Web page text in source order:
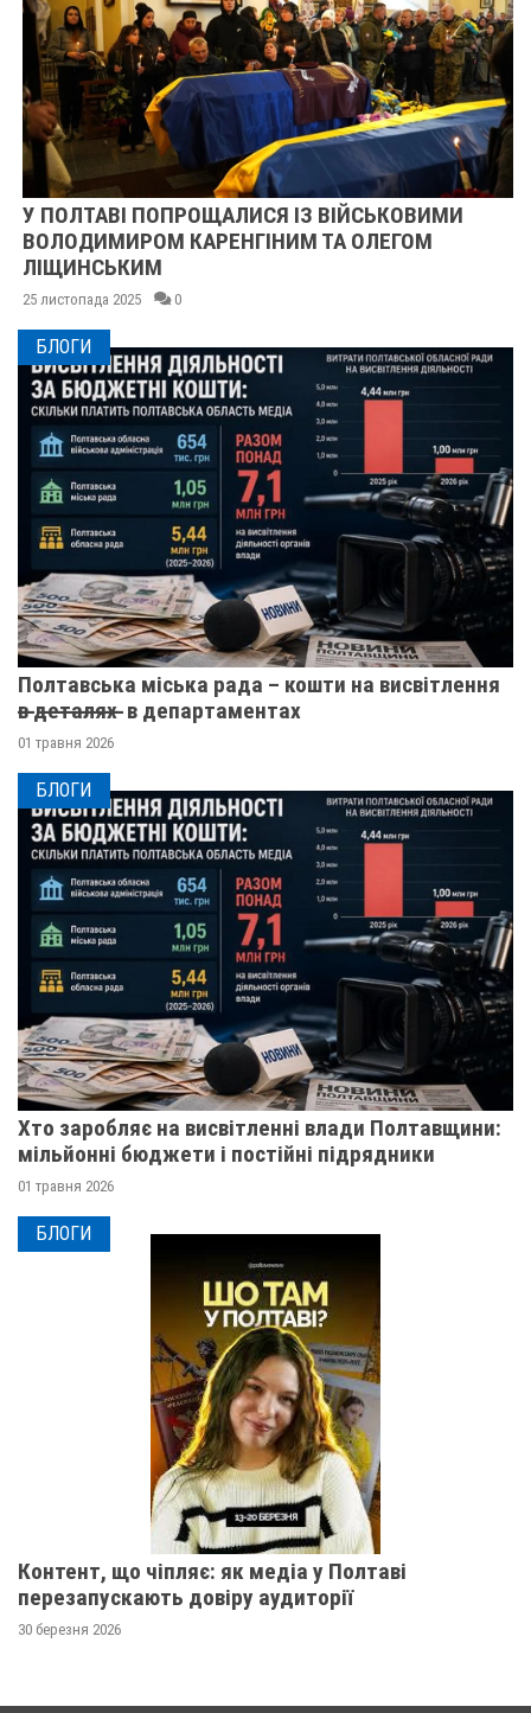
У ПОЛТАВІ ПОПРОЩАЛИСЯ ІЗ ВІЙСЬКОВИМИ
ВОЛОДИМИРОМ КАРЕНГІНИМ ТА ОЛЕГОМ
ЛІЩИНСЬКИМ
25 листопада 2025 0
БЛОГИ
Полтавська міська рада – кошти на висвітлення
в̶ ̶д̶е̶т̶а̶л̶я̶х̶ ̶ в департаментах
01 травня 2026
БЛОГИ
Хто заробляє на висвітленні влади Полтавщини:
мільйонні бюджети і постійні підрядники
01 травня 2026
БЛОГИ
Контент, що чіпляє: як медіа у Полтаві
перезапускають довіру аудиторії
30 березня 2026